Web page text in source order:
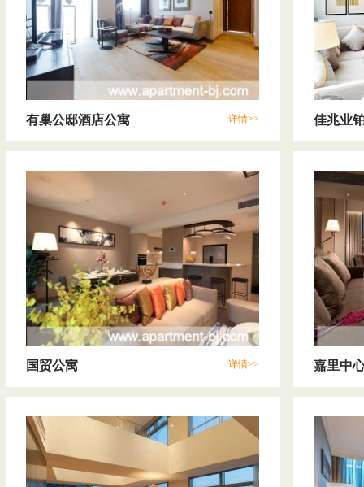
有巢公邸酒店公寓 详情>> 佳兆业
国贸公寓 详情>> 嘉里中